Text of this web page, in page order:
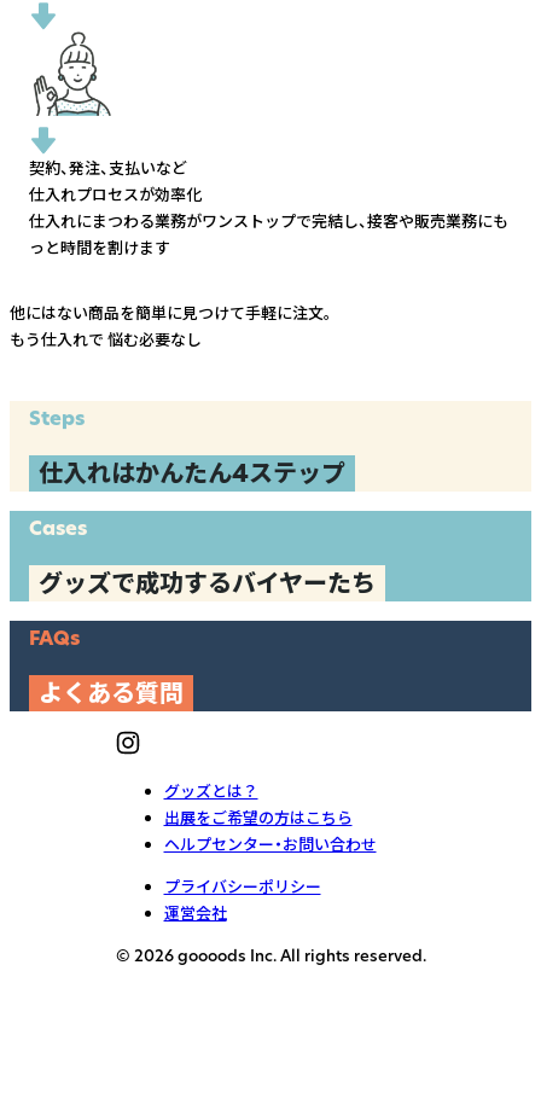
契約、発注、支払いなど
仕入れプロセスが効率化
仕入れにまつわる業務がワンストップで完結し、接客や販売業務にも
っと時間を割けます
他にはない商品を簡単に見つけて手軽に注文。
もう仕入れで 悩む必要なし
Steps
仕入れはかんたん4ステップ
Cases
グッズで成功するバイヤーたち
FAQs
よくある質問
グッズとは？
出展をご希望の方はこちら
ヘルプセンター・お問い合わせ
プライバシーポリシー
運営会社
© 2026 goooods Inc. All rights reserved.